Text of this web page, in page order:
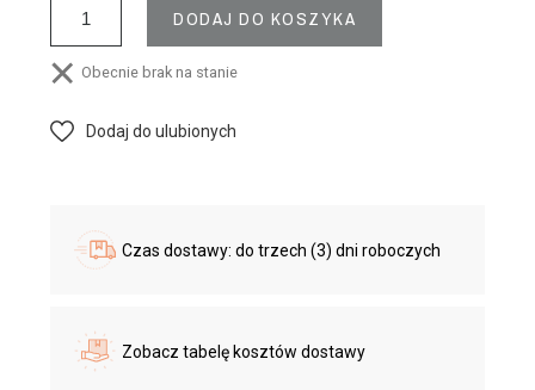
DODAJ DO KOSZYKA
Obecnie brak na stanie
Dodaj do ulubionych
Czas dostawy: do trzech (3) dni roboczych
Zobacz tabelę kosztów dostawy